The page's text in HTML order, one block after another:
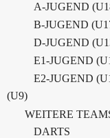
F-
Leistungsvergleich
starkem 2. Platz
A-JUGEND
B-JUGEND
D-JUGEND
E1-JUGEND
E2-JUGEND
(U9)
WEITERE
DARTS